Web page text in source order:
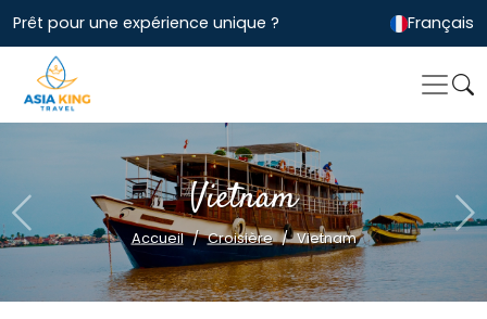
Prêt pour une expérience unique ? Français
Vietnam
Accueil Croisière Vietnam
Previous